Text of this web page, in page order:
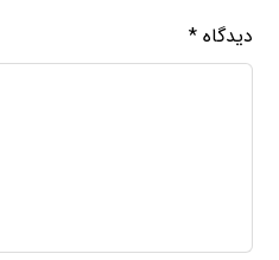
دیدگاه*